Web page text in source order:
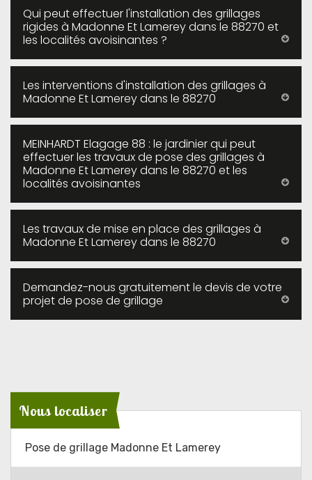
Qui peut effectuer l'installation des grillages
rigides à Madonne Et Lamerey dans le 88270 et
les localités avoisinantes ?
Les interventions d'installation des grillages à
Madonne Et Lamerey dans le 88270
MEINHARDT Elagage 88 : le jardinier qui peut
effectuer les travaux de pose des grillages à
Madonne Et Lamerey dans le 88270 et les
localités avoisinantes
Les travaux de mise en place des grillages à
Madonne Et Lamerey dans le 88270
Demandez-nous gratuitement le devis de votre
projet de pose de grillage
Nous localiser
Pose de grillage Madonne Et Lamerey